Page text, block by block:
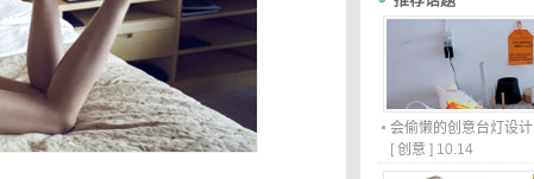
会偷懒的创意台灯设计
[ 创意 ] 10.14